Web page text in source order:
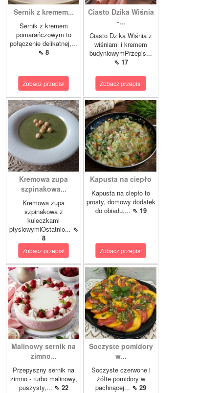
Sernik z kremem...
Sernik z kremem
pomarańczowym to
połączenie delikatnej,...
⇖ 8
Zobacz przepis!
Ciasto Dzika Wiśnia
-...
Ciasto Dzika Wiśnia z
wiśniami i kremem
budyniowymPrzepis...
⇖ 17
Zobacz przepis!
Kremowa zupa
szpinakowa...
Kremowa zupa
szpinakowa z
kuleczkami
ptysiowymiOstatnio... ⇖
8
Zobacz przepis!
Kapusta na ciepło
Kapusta na ciepło to
prosty, domowy dodatek
do obiadu,... ⇖ 19
Zobacz przepis!
Malinowy sernik na
zimno...
Przepyszny sernik na
zimno - turbo malinowy,
puszysty,... ⇖ 22
Soczyste pomidory
w...
Soczyste czerwone i
żółte pomidory w
pachnącej... ⇖ 29